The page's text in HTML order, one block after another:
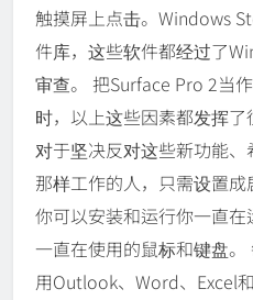
触摸屏上点击。Windows
件库，这些软件都经过了
审查。 把Surface Pro 2当
时，以上这些因素都发挥了
对于坚决反对这些新功能
那样工作的人，只需设置成
你可以安装和运行你一直
一直在使用的鼠标和键盘
用Outlook、Word、Excel